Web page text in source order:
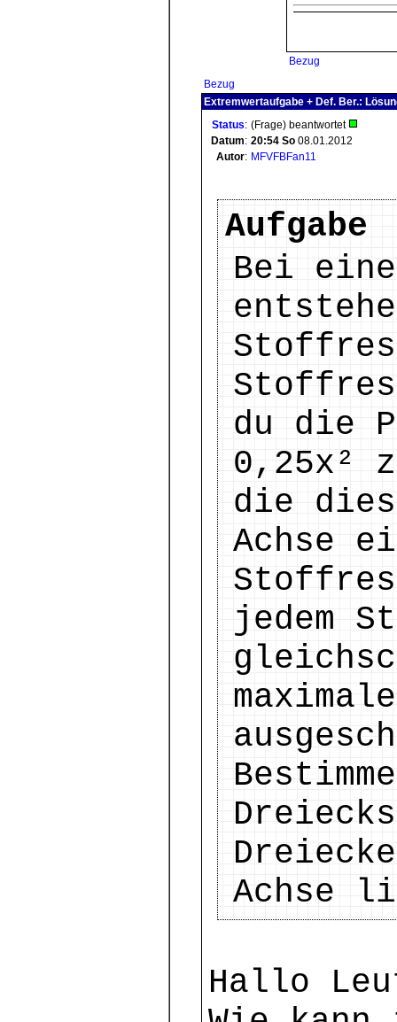
Bezug
Bezug
Extremwertaufgabe + Def. Ber.:
Status: (Frage) beantwortet
Datum: 20:54 So 08.01.2012
Autor: MFVFBFan11
Aufgabe
Bei
du die
0,25x²
die
Achse
jedem
Achse
Hallo